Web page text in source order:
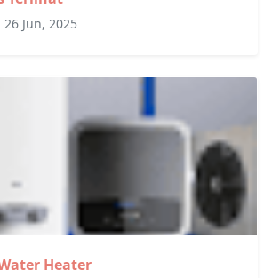
26 Jun, 2025
Heater